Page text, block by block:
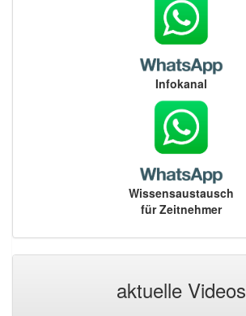
Infokanal
Wissensaustausch
für Zeitnehmer
aktuelle Videos